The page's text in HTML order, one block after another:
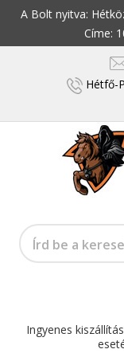
A Bolt nyitva:
Címe:
Hétfő-
Ingyenes